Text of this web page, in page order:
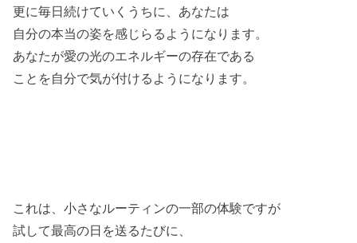
更に毎日続けていくうちに、あなたは
自分の本当の姿を感じらるようになります。
あなたが愛の光のエネルギーの存在である
ことを自分で気が付けるようになります。
これは、小さなルーティンの一部の体験ですが
試して最高の日を送るたびに、